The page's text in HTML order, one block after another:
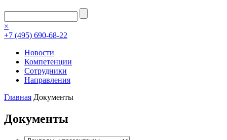
×
+7 (495) 690-68-22
Новости
Компетенции
Сотрудники
Направления
Главная Документы
Документы